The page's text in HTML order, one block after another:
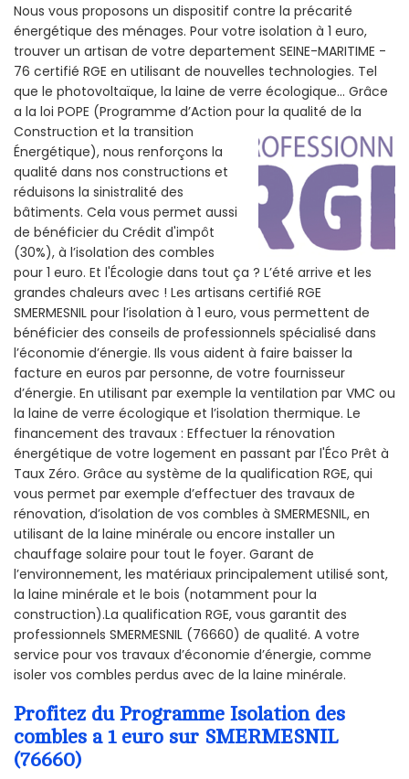
Nous vous proposons un dispositif contre la précarité
énergétique des ménages. Pour votre isolation à 1 euro,
trouver un artisan de votre departement SEINE-MARITIME -
76 certifié RGE en utilisant de nouvelles technologies. Tel
que le photovoltaïque, la laine de verre écologique... Grâce
a la loi POPE (Programme d’Action pour la qualité de la
Construction et la transition
Énergétique), nous renforçons la
qualité dans nos constructions et
réduisons la sinistralité des
bâtiments. Cela vous permet aussi
de bénéficier du Crédit d'impôt
(30%), à l’isolation des combles
pour 1 euro. Et l'Écologie dans tout ça ? L’été arrive et les
grandes chaleurs avec ! Les artisans certifié RGE
SMERMESNIL pour l’isolation à 1 euro, vous permettent de
bénéficier des conseils de professionnels spécialisé dans
l’économie d’énergie. Ils vous aident à faire baisser la
facture en euros par personne, de votre fournisseur
d’énergie. En utilisant par exemple la ventilation par VMC ou
la laine de verre écologique et l’isolation thermique. Le
financement des travaux : Effectuer la rénovation
énergétique de votre logement en passant par l'Éco Prêt à
Taux Zéro. Grâce au système de la qualification RGE, qui
vous permet par exemple d’effectuer des travaux de
rénovation, d’isolation de vos combles à SMERMESNIL, en
utilisant de la laine minérale ou encore installer un
chauffage solaire pour tout le foyer. Garant de
l’environnement, les matériaux principalement utilisé sont,
la laine minérale et le bois (notamment pour la
construction).La qualification RGE, vous garantit des
professionnels SMERMESNIL (76660) de qualité. A votre
service pour vos travaux d’économie d’énergie, comme
isoler vos combles perdus avec de la laine minérale.
Profitez du Programme Isolation des
combles a 1 euro sur SMERMESNIL
(76660)